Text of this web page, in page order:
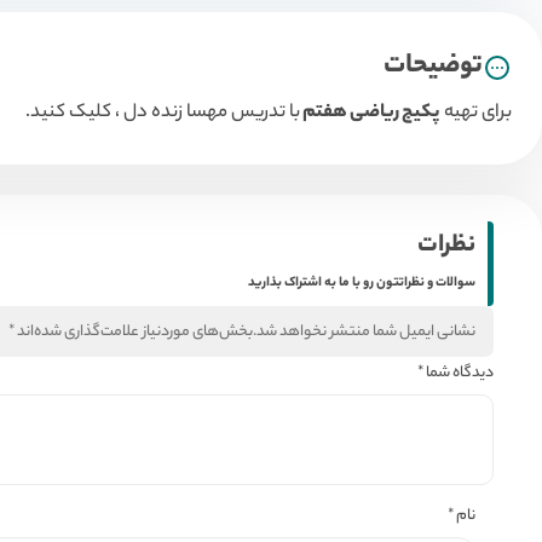
توضیحات
برای تهیه پکیج ریاضیهفتمبا تدریس مهسا زنده دل ، کلیک کنید.
نظرات
سوالات و نظراتتون رو با ما به اشتراک بذارید
نشانی ایمیل شما منتشر نخواهد شد.بخش‌های موردنیاز علامت‌گذاری شده‌اند*
دیدگاه شما*
نام*